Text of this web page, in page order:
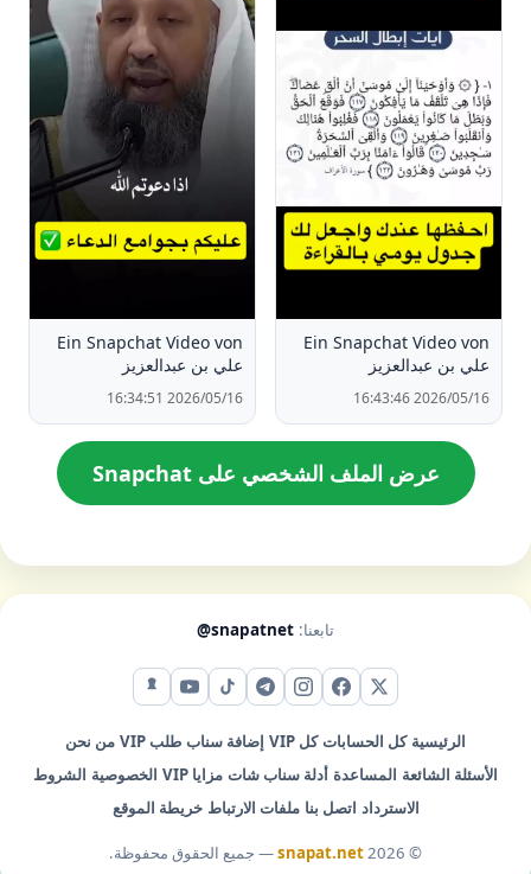
Ein Snapchat Video von
علي بن عبدالعزيز
2026/05/16 16:43:46
Ein Snapchat Video von
علي بن عبدالعزيز
2026/05/16 16:34:51
عرض الملف الشخصي على Snapchat
تابعنا: @snapatnet
X (تويتر) فيس بوكإنستقرامتيليجرامتيك توكيوتيوبسناب شات
الرئيسية كل الحسابات كل VIP إضافة سناب طلب VIP
من نحن
الأسئلة الشائعة المساعدة أدلة سناب شات مزايا VIP الخصوصية الشروط
الاسترداد اتصل بنا ملفات الارتباط خريطة الموقع
© 2026
snapat.net— جميع الحقوق محفوظة.